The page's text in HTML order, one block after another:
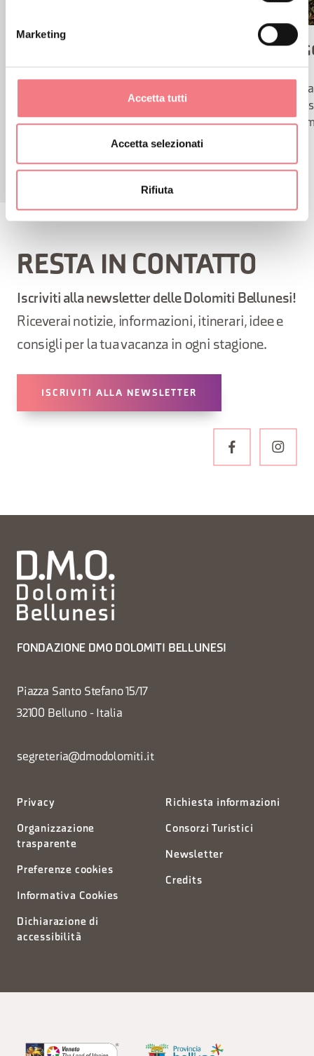
Marketing
Accetta tutti
Accetta selezionati
Rifiuta
AQUILEIA
ai pascoli del rifugio Aquileia
dove ammirare mucche e cavalli
CROT
Una
suoi
RESTA IN CONTATTO
Iscriviti alla newsletter delle Dolomiti Bellunesi!
Riceverai notizie, informazioni, itinerari, idee e
consigli per la tua vacanza in ogni stagione.
ISCRIVITI ALLA NEWSLETTER
FONDAZIONE DMO DOLOMITI BELLUNESI
Piazza Santo Stefano 15/17
32100 Belluno - Italia
segreteria@dmodolomiti.it
Privacy
Organizzazione
trasparente
Preferenze cookies
Informativa Cookies
Dichiarazione di
accessibilità
Richiesta informazioni
Consorzi Turistici
Newsletter
Credits